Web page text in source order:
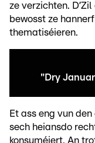
ze verzichten.
bewosst ze
thematiséieren.
"Dry
Et ass eng vun
sech heiansdo
konsuméiert. An